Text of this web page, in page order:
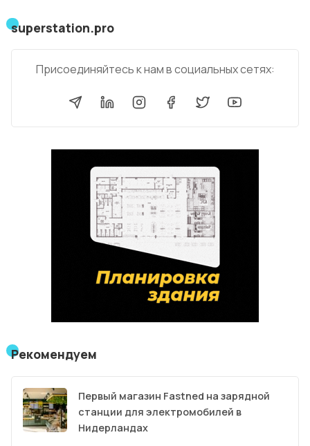
superstation.pro
Присоединяйтесь к нам в социальных сетях:
Рекомендуем
Первый магазин Fastned на зарядной
станции для электромобилей в
Нидерландах